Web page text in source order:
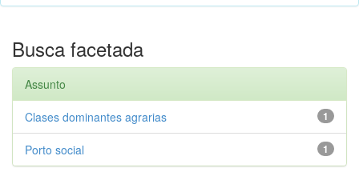
Busca facetada
Assunto
1
Clases dominantes agrarias
1
Porto social